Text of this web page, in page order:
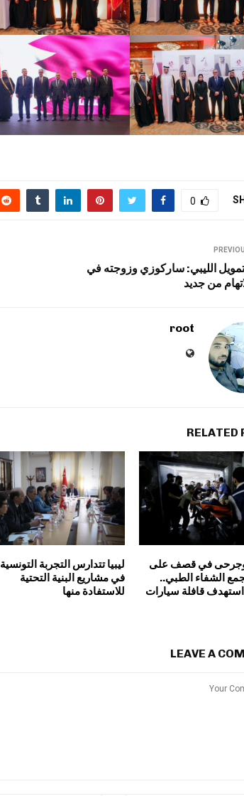
0
الليبي: ساركوزي وزوجته في
من جديد
root
RELATED
وجرحى في قصف على
الشفاء الطبي..
استهدف قافلة سيارات
ليبيا تتدارس التجربة التونسية
في مشاريع البنية التحتية
للاستفادة منها
LEAVE A